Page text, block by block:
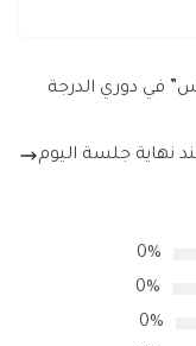
في دوري الدرجة
نهاية جلسة اليوم
0%
0%
0%